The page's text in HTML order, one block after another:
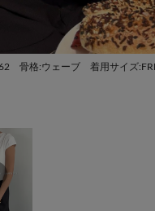
骨格:ウェーブ 着用サイズ